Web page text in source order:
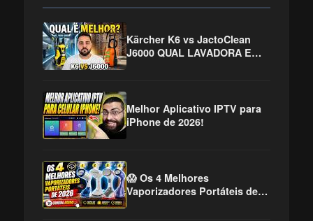
Kärcher K6 vs JactoClean
J6000 QUAL LAVADORA E
Melhor Aplicativo IPTV para
iPhone de 2026!
😱 Os 4 Melhores
Vaporizadores Portáteis de